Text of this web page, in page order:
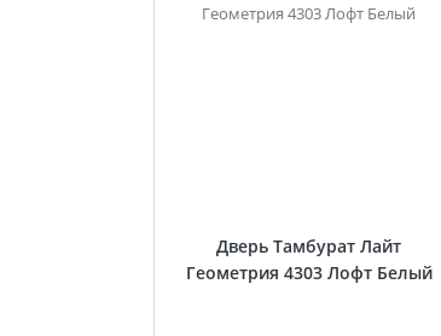
Дверь Тамбурат Лайт
Геометрия 4303 Лофт Белый